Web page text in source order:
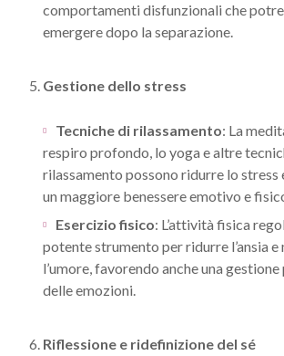
comportamenti disfunzionali che
emergere dopo la separazione.
5. Gestione dello stress
Tecniche di rilassamento: La
respiro profondo, lo yoga e altre
rilassamento possono ridurre lo stress
un maggiore benessere emotivo e
Esercizio fisico: L’attività fisica
potente strumento per ridurre l’ansia
l’umore, favorendo anche una
delle emozioni.
6. Riflessione e ridefinizione del sé